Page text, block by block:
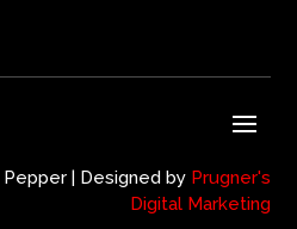
| Designed by Prugner's
Digital Marketing